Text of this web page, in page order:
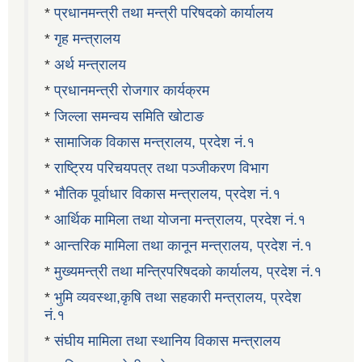
*प्रधानमन्त्री तथा मन्त्री परिषदको कार्यालय
*गृह मन्त्रालय
* अर्थ मन्त्रालय
*प्रधानमन्त्री रोजगार कार्यक्रम
*जिल्ला समन्वय समिति खोटाङ
*सामाजिक विकास मन्त्रालय, प्रदेश नं.१
*राष्ट्रिय परिचयपत्र तथा पञ्जीकरण विभाग
* भौतिक पूर्वाधार विकास मन्त्रालय, प्रदेश नं.१
* आर्थिक मामिला तथा योजना मन्त्रालय, प्रदेश नं.१
* आन्तरिक मामिला तथा कानून मन्त्रालय, प्रदेश नं.१
*मुख्यमन्त्री तथा मन्त्रिपरिषदको कार्यालय, प्रदेश नं.१
* भुमि व्यवस्था,कृषि तथा सहकारी मन्त्रालय, प्रदेश
नं.१
*संघीय मामिला तथा स्थानिय विकास मन्त्रालय